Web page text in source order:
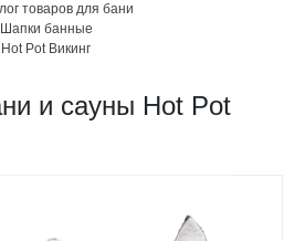
товаров для бани
Шапки банные
Pot Викинг
и сауны Hot Pot